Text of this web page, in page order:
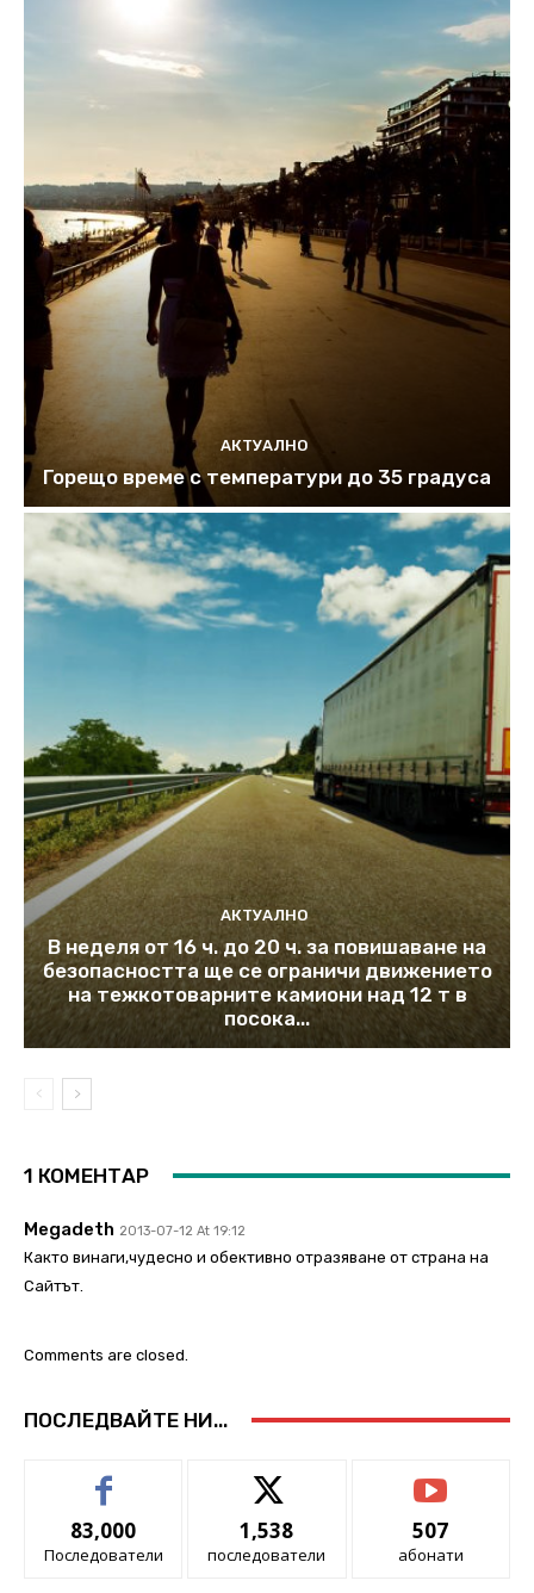
АКТУАЛНО
Горещо време с температури до 35 градуса
АКТУАЛНО
В неделя от 16 ч. до 20 ч. за повишаване на
безопасността ще се ограничи движението
на тежкотоварните камиони над 12 т в
посока...
1 КОМЕНТАР
Megadeth 2013-07-12 At 19:12
Както винаги,чудесно и обективно отразяване от страна на
Сайтът.
Comments are closed.
ПОСЛЕДВАЙТЕ НИ...
83,000
Последователи
1,538
последователи
507
абонати